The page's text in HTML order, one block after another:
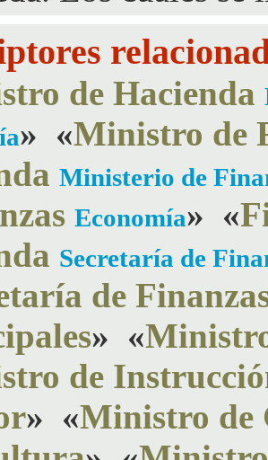
de Hacienda
» «Ministro de
Ministerio de
Economía» «
Secretaría de
de
» «
de
» «Ministro de